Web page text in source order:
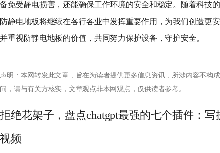
备免受静电损害，还能确保工作环境的安全和稳定。随着科技
防静电地板将继续在各行各业中发挥重要作用，为我们创造更
并重视防静电地板的价值，共同努力保护设备，守护安全。
声明：本网转发此文章，旨在为读者提供更多信息资讯，所涉内容不构
问，请与有关方核实，文章观点非本网观点，仅供读者参考。
拒绝花架子，盘点chatgpt最强的七个插件：
视频